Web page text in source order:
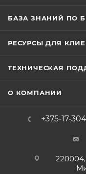
БАЗА ЗНАНИЙ ПО
РЕСУРСЫ ДЛЯ
ТЕХНИЧЕСКАЯ
О КОМПАНИИ
+375-17-